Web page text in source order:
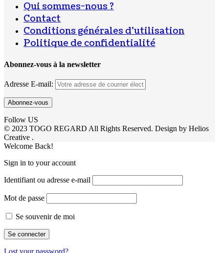
Qui sommes-nous ?
Contact
Conditions générales d’utilisation
Politique de confidentialité
Abonnez-vous à la newsletter
Adresse E-mail:
Follow US
© 2023 TOGO REGARD All Rights Reserved. Design by Helios
Creative .
Welcome Back!
Sign in to your account
Identifiant ou adresse e-mail
Mot de passe
Se souvenir de moi
Lost your password?